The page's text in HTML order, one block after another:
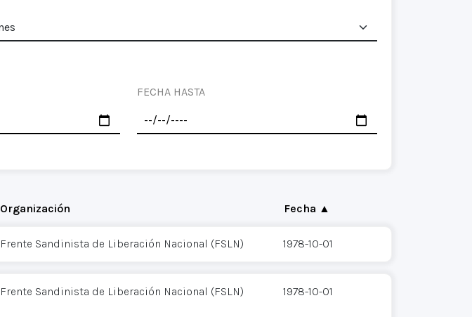
FECHA HASTA
Organización Fecha ▲
Frente Sandinista de Liberación Nacional (FSLN) 1978-10-01
Frente Sandinista de Liberación Nacional (FSLN) 1978-10-01